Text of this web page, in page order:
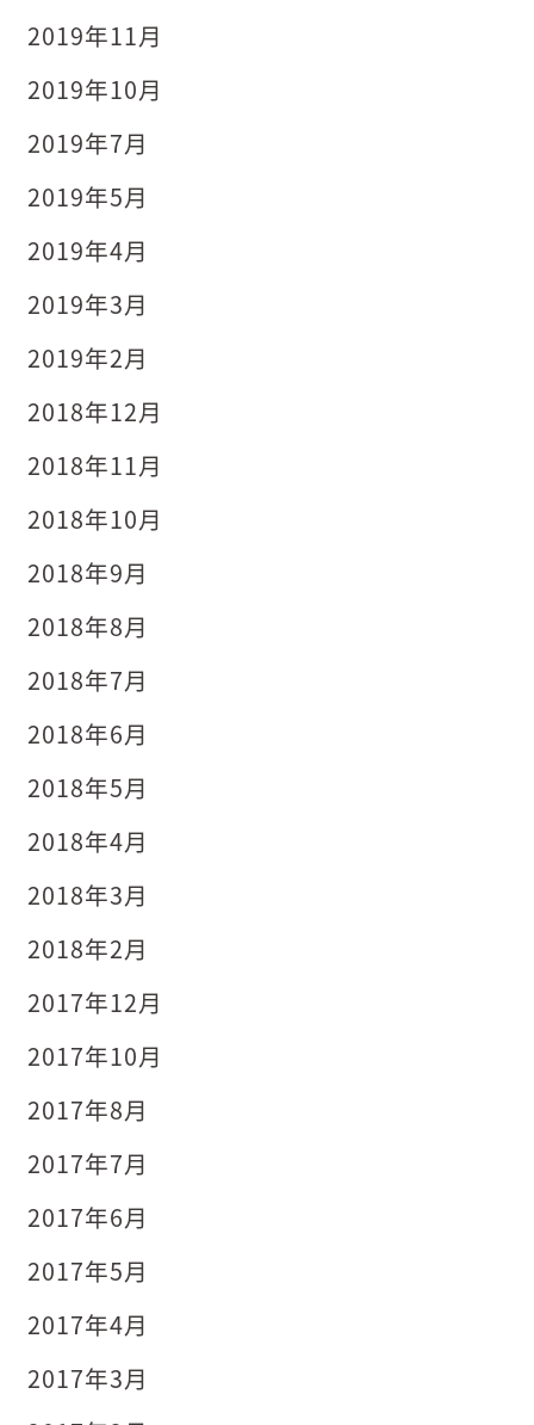
2019年11月
2019年10月
2019年7月
2019年5月
2019年4月
2019年3月
2019年2月
2018年12月
2018年11月
2018年10月
2018年9月
2018年8月
2018年7月
2018年6月
2018年5月
2018年4月
2018年3月
2018年2月
2017年12月
2017年10月
2017年8月
2017年7月
2017年6月
2017年5月
2017年4月
2017年3月